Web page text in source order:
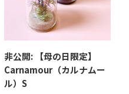
非公開: 【母の日限定】
Carnamour（カルナムー
ル）S